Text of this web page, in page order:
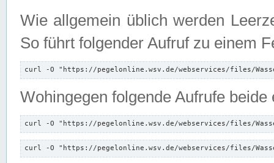
Wie allgemein üblich werden
So führt folgender Aufruf zu einem
curl -O "https://pegelonline.wsv.de/webservices/files/
Wohingegen folgende Aufrufe beide
curl -O "https://pegelonline.wsv.de/webservices/files/
curl -O "https://pegelonline.wsv.de/webservices/files/